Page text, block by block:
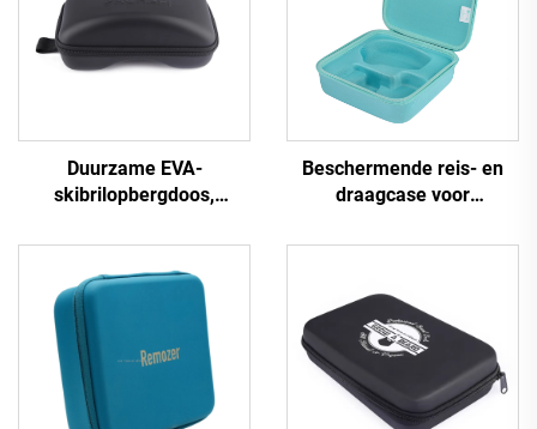
Duurzame EVA-
skibrilopbergdoos,
koffer voor skibrillen
Beschermende reis- en
draagcase voor
van gevormd EVA-
reinigingsinstrumenten